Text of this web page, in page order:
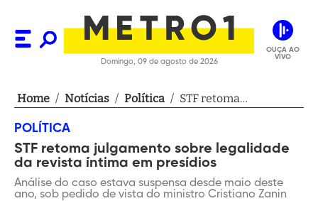
Domingo, 09 de agosto de 2026
OUÇA AO
VIVO
Home / Notícias / Política / STF retoma
íntima em presídios
POLÍTICA
STF retoma julgamento sobre legalidade
da revista íntima em presídios
Análise do caso estava suspensa desde maio deste
ano, sob pedido de vista do ministro Cristiano Zanin